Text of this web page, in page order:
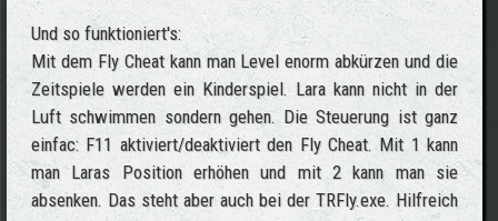
Und so funktioniert's:
Mit dem Fly Cheat kann man Level enorm abkürzen und die
Zeitspiele werden ein Kinderspiel. Lara kann nicht in der
Luft schwimmen sondern gehen. Die Steuerung ist ganz
einfac: F11 aktiviert/deaktiviert den Fly Cheat. Mit 1 kann
man Laras Position erhöhen und mit 2 kann man sie
absenken. Das steht aber auch bei der TRFly.exe. Hilfreich